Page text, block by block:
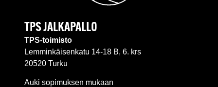
TPS JALKAPALLO
TPS-toimisto
Lemminkäisenkatu 14-18 B, 6. krs
20520 Turku
Auki sopimuksen mukaan